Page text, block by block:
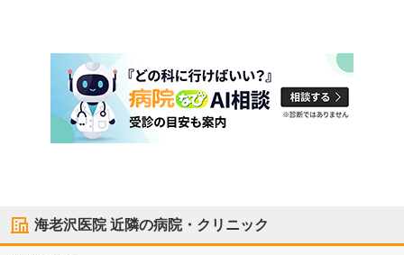
海老沢医院近隣の病院・クリニック